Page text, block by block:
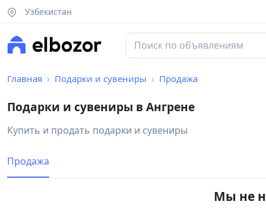
Узбекистан
Главная Подарки и сувениры Продажа
Подарки и сувениры в Ангрене
Купить и продать подарки и сувениры
Продажа
Мы не